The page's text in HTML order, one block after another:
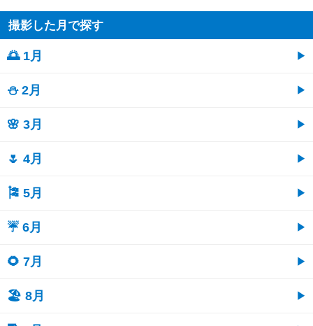
撮影した月で探す
🌅 1月
⛄ 2月
🌸 3月
🌷 4月
🎏 5月
☔ 6月
🌻 7月
🏖 8月